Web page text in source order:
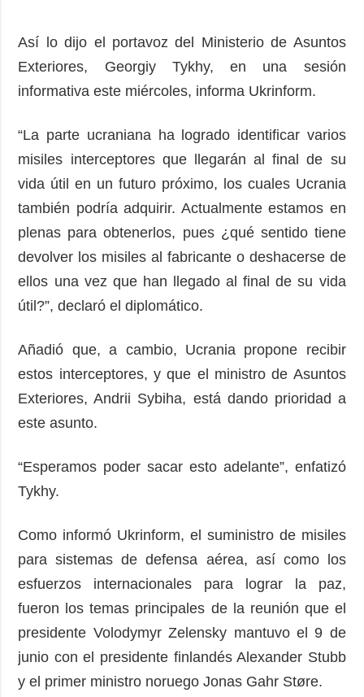
Así lo dijo el portavoz del Ministerio de Asuntos
Exteriores, Georgiy Tykhy, en una sesión
informativa este miércoles, informa Ukrinform.
“La parte ucraniana ha logrado identificar varios
misiles interceptores que llegarán al final de su
vida útil en un futuro próximo, los cuales Ucrania
también podría adquirir. Actualmente estamos en
plenas para obtenerlos, pues ¿qué sentido tiene
devolver los misiles al fabricante o deshacerse de
ellos una vez que han llegado al final de su vida
útil?”, declaró el diplomático.
Añadió que, a cambio, Ucrania propone recibir
estos interceptores, y que el ministro de Asuntos
Exteriores, Andrii Sybiha, está dando prioridad a
este asunto.
“Esperamos poder sacar esto adelante”, enfatizó
Tykhy.
Como informó Ukrinform, el suministro de misiles
para sistemas de defensa aérea, así como los
esfuerzos internacionales para lograr la paz,
fueron los temas principales de la reunión que el
presidente Volodymyr Zelensky mantuvo el 9 de
junio con el presidente finlandés Alexander Stubb
y el primer ministro noruego Jonas Gahr Støre.